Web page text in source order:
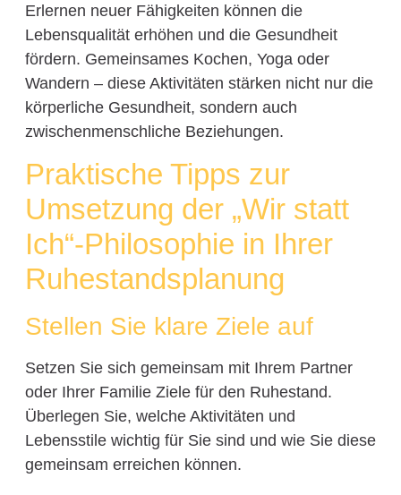
Erlernen neuer Fähigkeiten können die
Lebensqualität erhöhen und die Gesundheit
fördern. Gemeinsames Kochen, Yoga oder
Wandern – diese Aktivitäten stärken nicht nur die
körperliche Gesundheit, sondern auch
zwischenmenschliche Beziehungen.
Praktische Tipps zur
Umsetzung der „Wir statt
Ich“-Philosophie in Ihrer
Ruhestandsplanung
Stellen Sie klare Ziele auf
Setzen Sie sich gemeinsam mit Ihrem Partner
oder Ihrer Familie Ziele für den Ruhestand.
Überlegen Sie, welche Aktivitäten und
Lebensstile wichtig für Sie sind und wie Sie diese
gemeinsam erreichen können.